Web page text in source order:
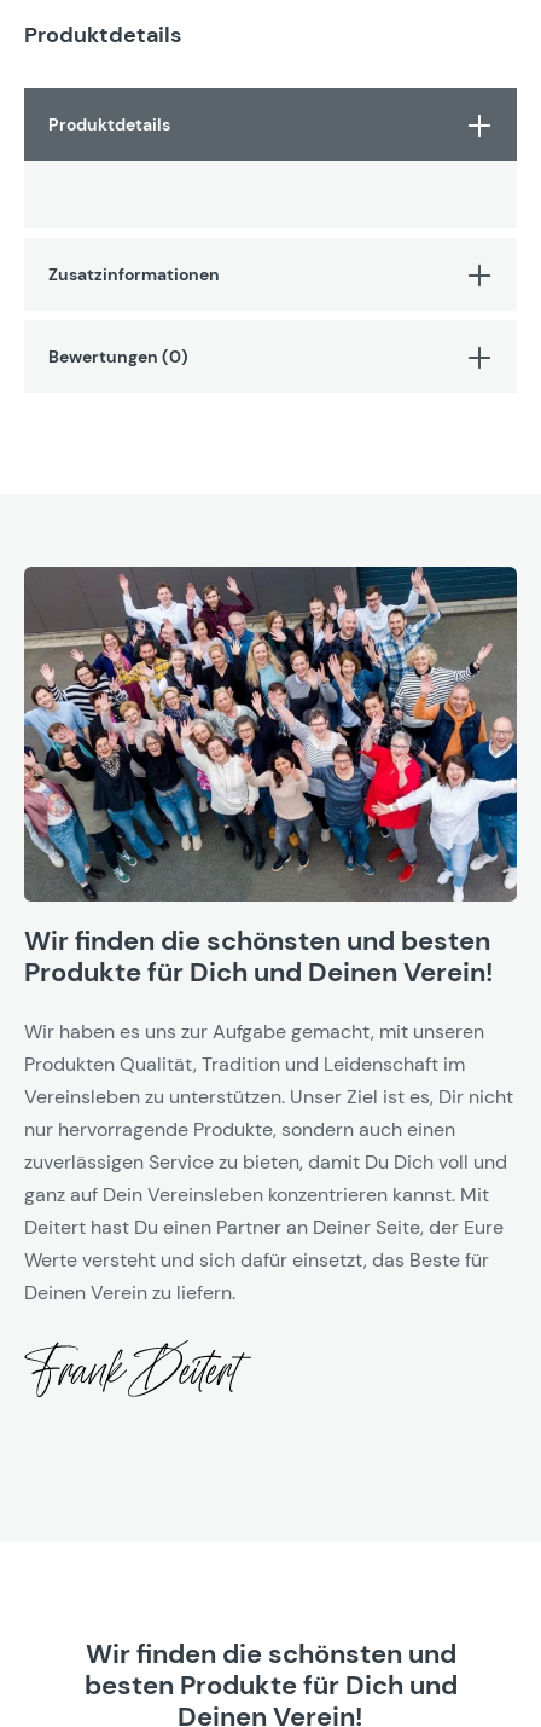
Produktdetails
Produktdetails
Zusatzinformationen
Bewertungen (0)
Wir finden die schönsten und besten
Produkte für Dich und Deinen Verein!
Wir haben es uns zur Aufgabe gemacht, mit unseren
Produkten Qualität, Tradition und Leidenschaft im
Vereinsleben zu unterstützen. Unser Ziel ist es, Dir nicht
nur hervorragende Produkte, sondern auch einen
zuverlässigen Service zu bieten, damit Du Dich voll und
ganz auf Dein Vereinsleben konzentrieren kannst. Mit
Deitert hast Du einen Partner an Deiner Seite, der Eure
Werte versteht und sich dafür einsetzt, das Beste für
Deinen Verein zu liefern.
Wir finden die schönsten und
besten Produkte für Dich und
Deinen Verein!